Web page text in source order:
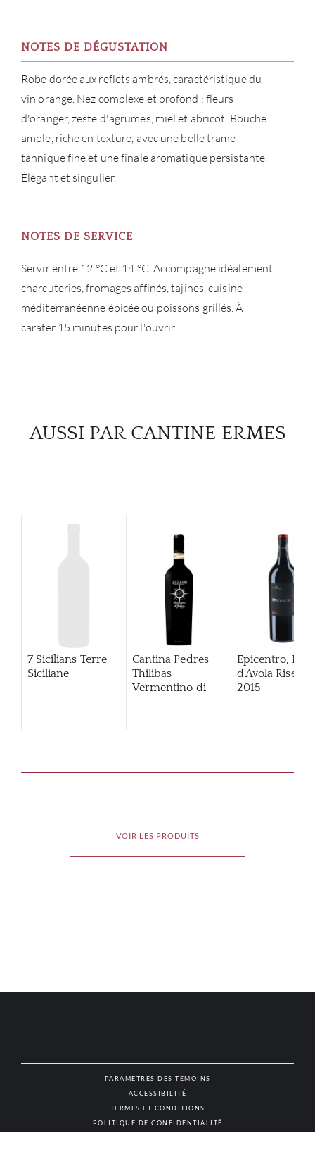
NOTES DE DÉGUSTATION
Robe dorée aux reflets ambrés, caractéristique du
vin orange. Nez complexe et profond : fleurs
d'oranger, zeste d'agrumes, miel et abricot. Bouche
ample, riche en texture, avec une belle trame
tannique fine et une finale aromatique persistante.
Élégant et singulier.
NOTES DE SERVICE
Servir entre 12 °C et 14 °C. Accompagne idéalement
charcuteries, fromages affinés, tajines, cuisine
méditerranéenne épicée ou poissons grillés. À
carafer 15 minutes pour l'ouvrir.
AUSSI PAR CANTINE ERMES
7 Sicilians Terre
Siciliane
Cantina Pedres
Thilibas
Vermentino di
Epicentro,
d’Avola Riserva
2015
VOIR LES PRODUITS
PARAMÈTRES DES TÉMOINS
ACCESSIBILITÉ
TERMES ET CONDITIONS
POLITIQUE DE CONFIDENTIALITÉ